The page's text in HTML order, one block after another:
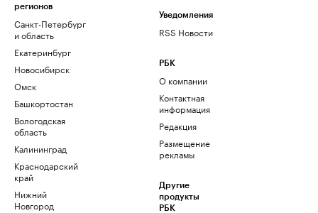
регионов
Санкт-Петербург
и область
Екатеринбург
Новосибирск
Омск
Башкортостан
Вологодская
область
Калининград
Краснодарский
край
Нижний
Новгород
Уведомления
RSS Новости
РБК
О компании
Контактная
информация
Редакция
Размещение
рекламы
Другие
продукты
РБК